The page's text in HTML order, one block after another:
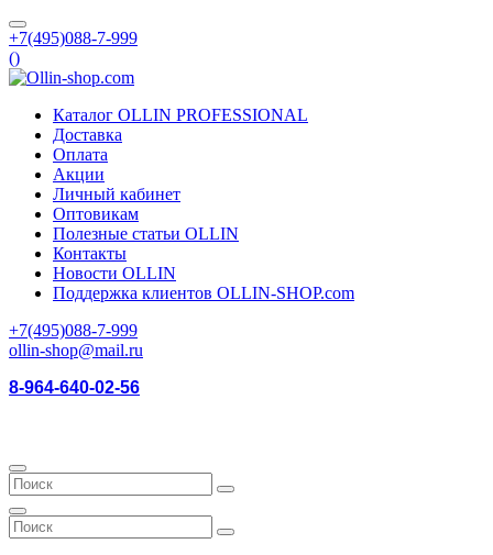
+7(495)088-7-999
()
Каталог OLLIN PROFESSIONAL
Доставка
Оплата
Акции
Личный кабинет
Оптовикам
Полезные статьи OLLIN
Контакты
Новости OLLIN
Поддержка клиентов OLLIN-SHOP.com
+7(495)088-7-999
ollin-shop@mail.ru
8-964-640-02-56